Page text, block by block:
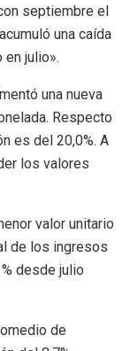
septiembre el
una caída
julio».
una nueva
Respecto
es del 20,0%. A
los valores
valor unitario
de los ingresos
desde julio
de